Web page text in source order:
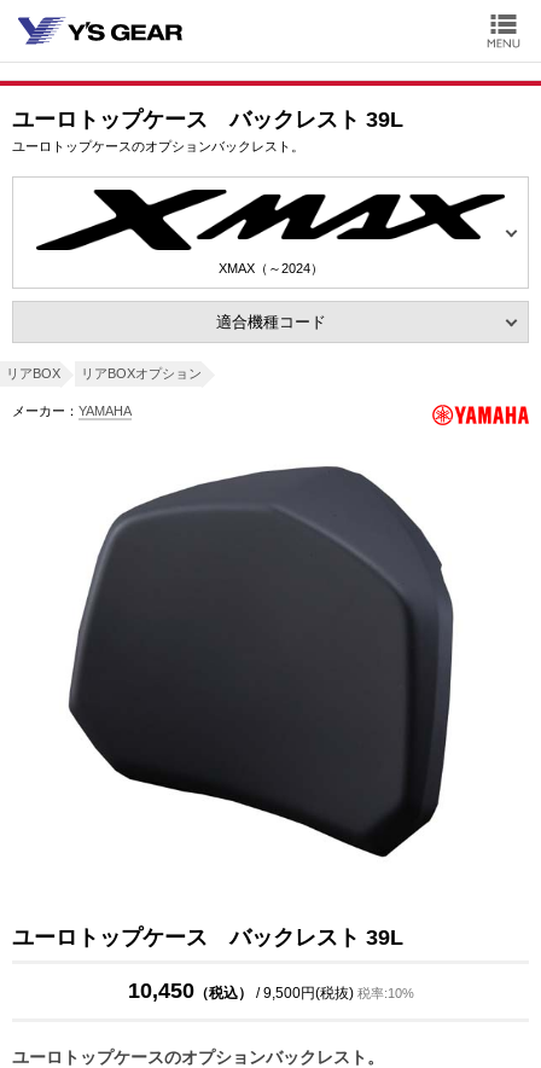
ユーロトップケース バックレスト 39L
ユーロトップケースのオプションバックレスト。
XMAX（～2024）
適合機種コード
リアBOX リアBOXオプション
メーカー： YAMAHA
ユーロトップケース バックレスト 39L
10,450（税込） / 9,500円(税抜) 税率:10%
ユーロトップケースのオプションバックレスト。